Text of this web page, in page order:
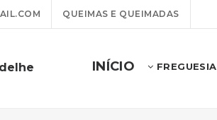
QUEIMAS E QUEIMADAS
INÍCIO FREGUESIA